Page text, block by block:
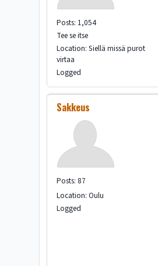
Posts: 1,054
Tee se itse
Location: Siellä missä purot
virtaa
Logged
Sakkeus
Posts: 87
Location: Oulu
Logged